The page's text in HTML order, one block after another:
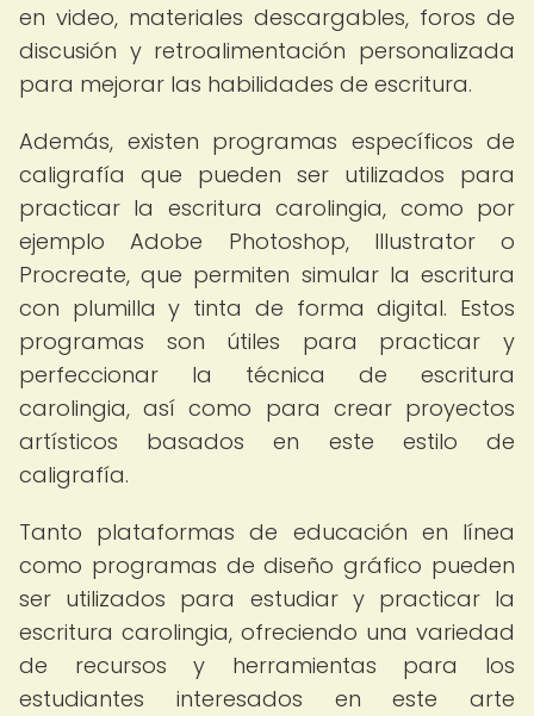
en video, materiales descargables, foros de
discusión y retroalimentación personalizada
para mejorar las habilidades de escritura.
Además, existen programas específicos de
caligrafía que pueden ser utilizados para
practicar la escritura carolingia, como por
ejemplo Adobe Photoshop, Illustrator o
Procreate, que permiten simular la escritura
con plumilla y tinta de forma digital. Estos
programas son útiles para practicar y
perfeccionar la técnica de escritura
carolingia, así como para crear proyectos
artísticos basados en este estilo de
caligrafía.
Tanto plataformas de educación en línea
como programas de diseño gráfico pueden
ser utilizados para estudiar y practicar la
escritura carolingia, ofreciendo una variedad
de recursos y herramientas para los
estudiantes interesados en este arte